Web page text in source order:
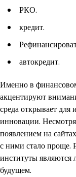
РКО.
кредит.
автокредит.
Именно в
акцентируют
среда открывает для
инновации.
появлением на
с ними стало проще.
институты являются
будущем.